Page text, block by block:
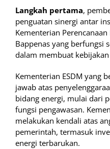
Langkah pertama,
penguatan sinergi antar
Kementerian
Bappenas yang berfungsi
dalam membuat
Kementerian ESDM yang
jawab atas
bidang energi, mulai dari
fungsi pengawasan.
melakukan kendali atas
pemerintah, termasuk
energi terbarukan.